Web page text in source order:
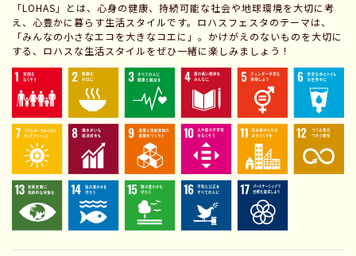
「LOHAS」とは、心身の健康、持続可能な社会や地球環境を大切に考
え、心豊かに暮らす生活スタイルです。ロハスフェスタのテーマは、
「みんなの小さなエコを大きなコエに」。かけがえのないものを大切に
する、ロハスな生活スタイルをぜひ一緒に楽しみましょう！